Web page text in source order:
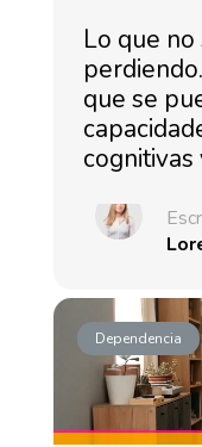
Lo que no
que se
cognitivas
Dependencia